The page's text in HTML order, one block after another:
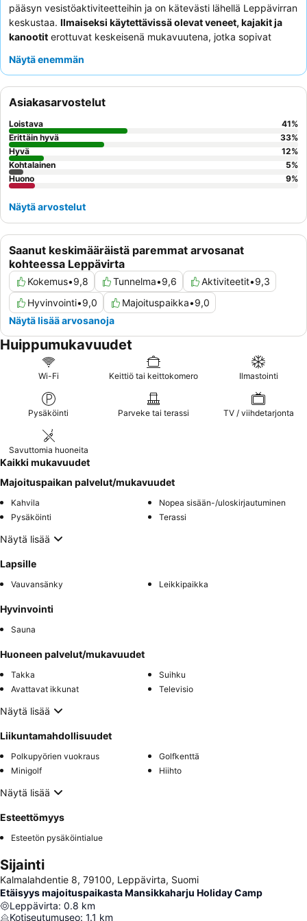
pääsyn vesistöaktiviteetteihin ja on kätevästi lähellä Leppävirran
keskustaa. Ilmaiseksi käytettävissä olevat veneet, kajakit ja
kanootit erottuvat keskeisenä mukavuutena, jotka sopivat
jatkuvastiystävällistä ja avuliasta henkilökuntaa
kokemuksen saamiseksi harkitse
vuokraamista.
Näytä enemmän
Saanut keskimääräistä paremmat arvosanat
kohteessa Leppävirta
Kokemus•9,8 Tunnelma•9,6 Aktiviteetit•9,3
Hyvinvointi•9,0 Majoituspaikka•9,0
Näytä lisää arvosanoja
Asiakasarvostelut
Loistava 41%
Erittäin hyvä
33%
Hyvä
12%
Kohtalainen
5%
Huono
9%
Näytä arvostelut
Huippumukavuudet
Wi-Fi Keittiö tai keittokomero Ilmastointi
Pysäköinti Parveke tai terassi TV / viihdetarjonta
Savuttomia huoneita
Kaikki mukavuudet
Majoituspaikan palvelut/mukavuudet
Kahvila
Nopea sisään-/uloskirjautuminen
Pysäköinti
Terassi
Näytä lisää
Lapsille
Vauvansänky Leikkipaikka
Hyvinvointi
Sauna
Huoneen palvelut/mukavuudet
Takka
Suihku
Avattavat ikkunat
Televisio
Näytä lisää
Liikuntamahdollisuudet
Polkupyörien vuokraus
Golfkenttä
Minigolf
Hiihto
Näytä lisää
Esteettömyys
Esteetön pysäköintialue
Sijainti
Kalmalahdentie 8, 79100, Leppävirta, Suomi
Etäisyys majoituspaikasta Mansikkaharju Holiday Camp
Leppävirta: 0.8 km
Kotiseutumuseo: 1.1 km